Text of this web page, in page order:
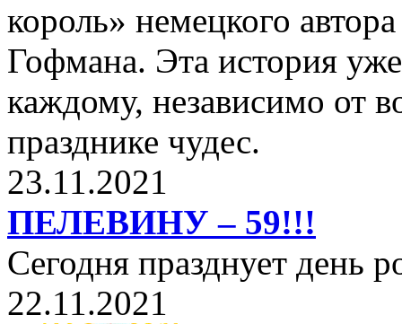
король» немецкого
Гофмана. Эта история
каждому, независимо от
празднике чудес.
23.11.2021
ПЕЛЕВИНУ – 59!!!
Сегодня празднует день
22.11.2021